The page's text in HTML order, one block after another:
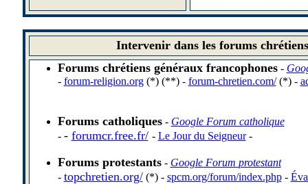
Intervenir dans les forums
Forums chrétiens généraux francophones-
- forum-religion.org (*) (**) - forum-chretien.com/ (*) -
Forums catholiques- Google Forum catholique
- - forumcr.free.fr/ - Le Jour du Seigneur-
Forums protestants- Google Forum protestant
- topchretien.org/ (*)- spcm.org/forum/index.php-